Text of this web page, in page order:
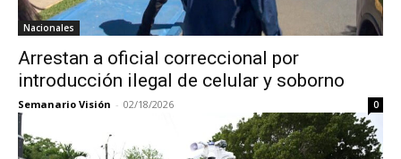
Nacionales
Arrestan a oficial correccional por
introducción ilegal de celular y soborno
Semanario Visión - 02/18/2026 0